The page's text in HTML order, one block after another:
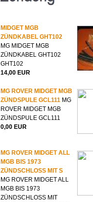
MIDGET MGB
ZÜNDKABEL GHT102
MG MIDGET MGB
ZÜNDKABEL GHT102
GHT102
14,00 EUR
MG ROVER MIDGET MGB
ZÜNDSPULE GCL111 MG
ROVER MIDGET MGB
ZÜNDSPULE GCL111
0,00 EUR
MG ROVER MIDGET ALL
MGB BIS 1973
ZÜNDSCHLOSS MIT S
MG ROVER MIDGET ALL
MGB BIS 1973
ZÜNDSCHLOSS MIT